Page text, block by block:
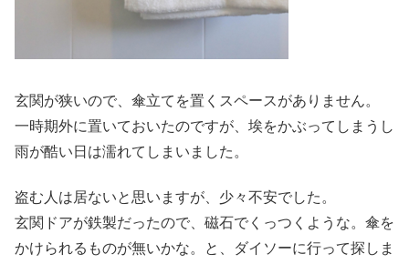
玄関が狭いので、傘立てを置くスペースがありません。
一時期外に置いておいたのですが、埃をかぶってしまうし
雨が酷い日は濡れてしまいました。
盗む人は居ないと思いますが、少々不安でした。
玄関ドアが鉄製だったので、磁石でくっつくような。傘を
かけられるものが無いかな。と、ダイソーに行って探しま